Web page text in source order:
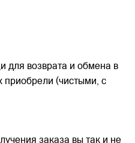
для возврата и обмена в
приобрели (чистыми, с
заказа вы так и не